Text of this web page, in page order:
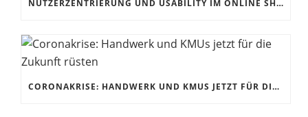
NUTZERZENTRIERUNG UND USABILITY IM ONLINE SHOP
CORONAKRISE: HANDWERK UND KMUS JETZT FÜR DIE ZUKUNFT RÜSTEN